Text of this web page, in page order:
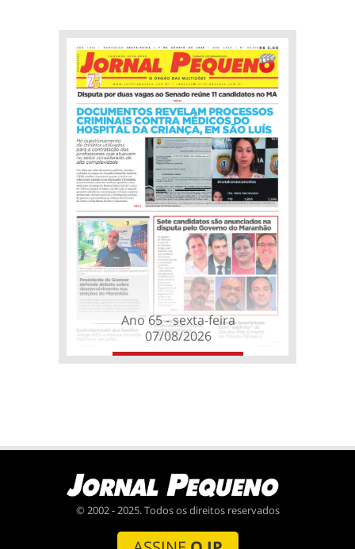
Ano 65 - sexta-feira
07/08/2026
© 2002 - 2025. Todos os direitos reservados